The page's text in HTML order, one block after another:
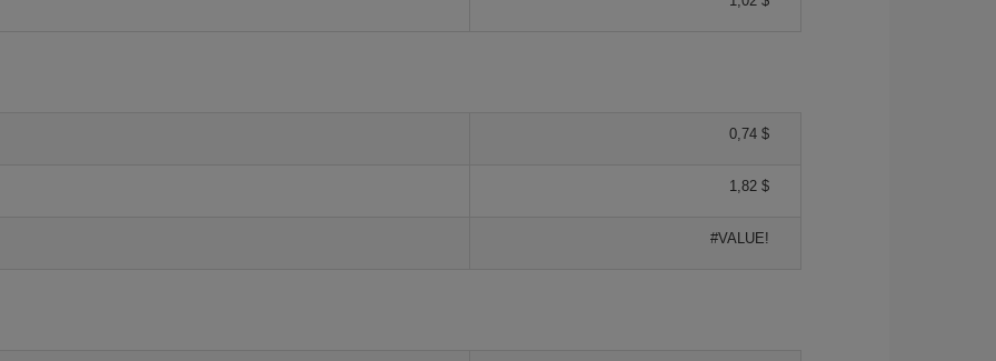
0,74 $
1,82 $
#VALUE!